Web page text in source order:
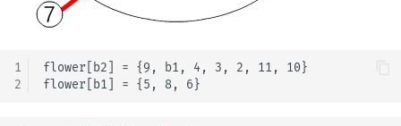
1
2
flower[b2] = {9, b1, 4, 3, 2, 11, 10}